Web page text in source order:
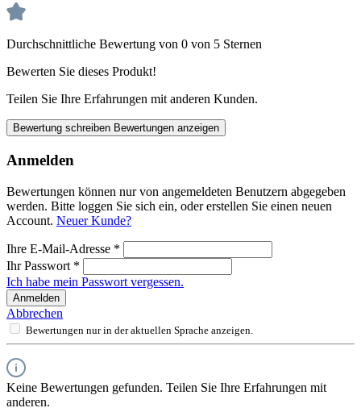
Durchschnittliche Bewertung von 0 von 5 Sternen
Bewerten Sie dieses Produkt!
Teilen Sie Ihre Erfahrungen mit anderen Kunden.
Bewertung schreiben Bewertungen anzeigen
Anmelden
Bewertungen können nur von angemeldeten Benutzern abgegeben
werden. Bitte loggen Sie sich ein, oder erstellen Sie einen neuen
Account. Neuer Kunde?
Ihre E-Mail-Adresse *
Ihr Passwort *
Ich habe mein Passwort vergessen.
Anmelden
Abbrechen
Bewertungen nur in der aktuellen Sprache anzeigen.
Keine Bewertungen gefunden. Teilen Sie Ihre Erfahrungen mit
anderen.